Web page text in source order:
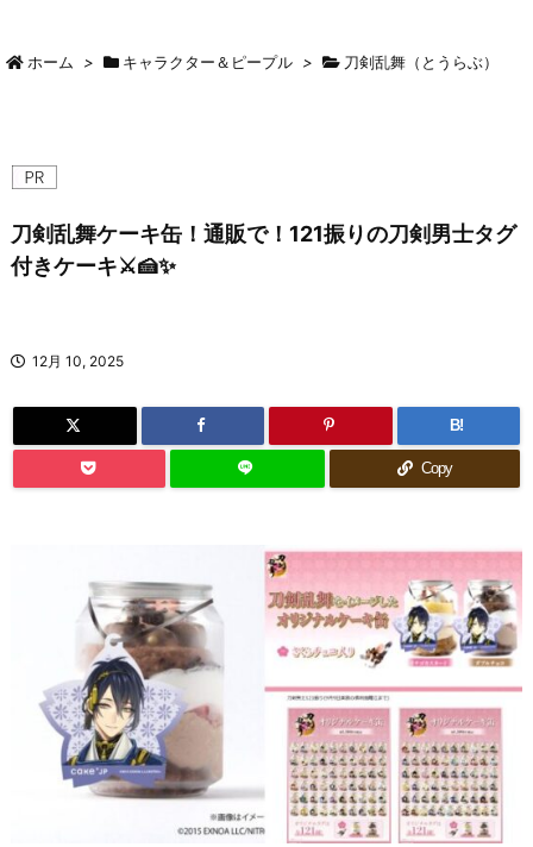
ホーム > キャラクター＆ピープル > 刀剣乱舞（とうらぶ）
刀剣乱舞ケーキ缶！通販で！121振りの刀剣男士タグ
付きケーキ⚔️🍰✨
12月 10, 2025
B!
Copy